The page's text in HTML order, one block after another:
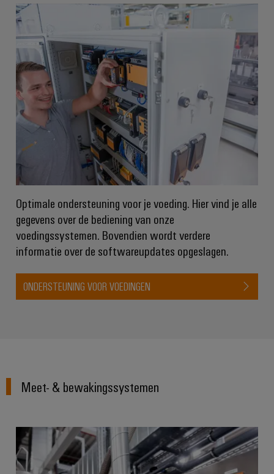
Optimale ondersteuning voor je voeding. Hier vind je alle
gegevens over de bediening van onze
voedingssystemen. Bovendien wordt verdere
informatie over de softwareupdates opgeslagen.
ONDERSTEUNING VOOR VOEDINGEN
Meet- & bewakingssystemen